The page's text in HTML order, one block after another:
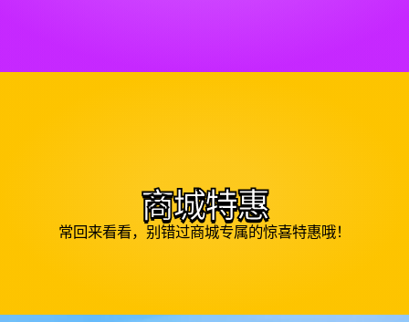
商城特惠
常回来看看，别错过商城专属的惊喜特惠哦！